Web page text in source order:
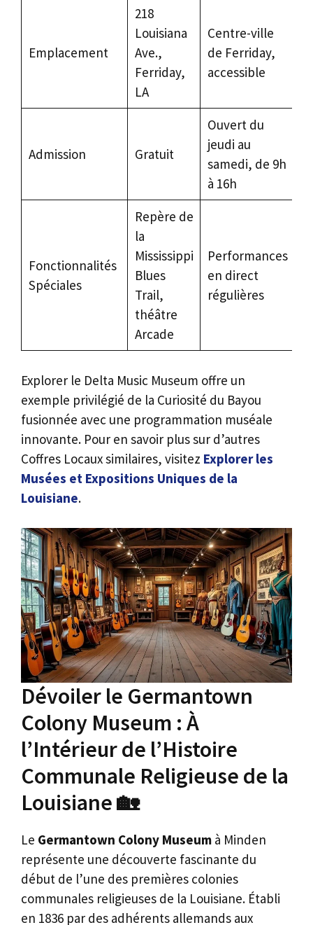
Emplacement
218
Louisiana
Ave.,
Ferriday,
LA
Centre-ville
de Ferriday,
accessible
Admission Gratuit
Ouvert du
jeudi au
samedi, de 9h
à 16h
Fonctionnalités
Spéciales
Repère de
la
Mississippi
Blues
Trail,
théâtre
Arcade
Performances
en direct
régulières
Explorer le Delta Music Museum offre un
exemple privilégié de la Curiosité du Bayou
fusionnée avec une programmation muséale
innovante. Pour en savoir plus sur d’autres
Coffres Locaux similaires, visitez Explorer les
Musées et Expositions Uniques de la
Louisiane.
Dévoiler le Germantown
Colony Museum : À
l’Intérieur de l’Histoire
Communale Religieuse de la
Louisiane 🏡
Le Germantown Colony Museum à Minden
représente une découverte fascinante du
début de l’une des premières colonies
communales religieuses de la Louisiane. Établi
en 1836 par des adhérents allemands aux